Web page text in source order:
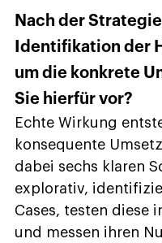
Nach der
Identifikation der
um die konkrete
Sie hierfür vor?
Echte Wirkung
konsequente
dabei sechs klaren
explorativ,
Cases, testen diese
und messen ihren